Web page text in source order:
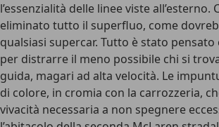
l’essenzialità delle linee viste all’esterno.
eliminato tutto il superfluo, come
qualsiasi supercar. Tutto è stato
per distrarre il meno possibile chi si
guida, magari ad alta velocità. Le
di colore, in cromia con la carrozzeria,
vivacità necessaria a non spegnere